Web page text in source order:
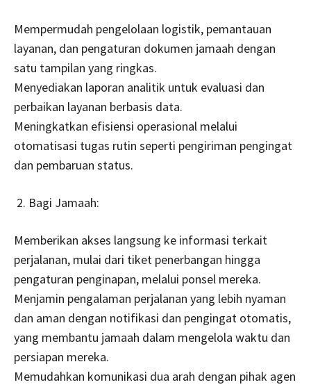
Mempermudah pengelolaan logistik, pemantauan
layanan, dan pengaturan dokumen jamaah dengan
satu tampilan yang ringkas.
Menyediakan laporan analitik untuk evaluasi dan
perbaikan layanan berbasis data.
Meningkatkan efisiensi operasional melalui
otomatisasi tugas rutin seperti pengiriman pengingat
dan pembaruan status.
Bagi Jamaah:
Memberikan akses langsung ke informasi terkait
perjalanan, mulai dari tiket penerbangan hingga
pengaturan penginapan, melalui ponsel mereka.
Menjamin pengalaman perjalanan yang lebih nyaman
dan aman dengan notifikasi dan pengingat otomatis,
yang membantu jamaah dalam mengelola waktu dan
persiapan mereka.
Memudahkan komunikasi dua arah dengan pihak agen